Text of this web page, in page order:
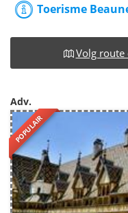
Toerisme
Volg route
Adv.
POPULAIR